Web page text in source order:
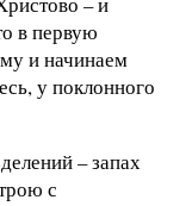
в первую
и начинаем
у поклонного
– запах
с